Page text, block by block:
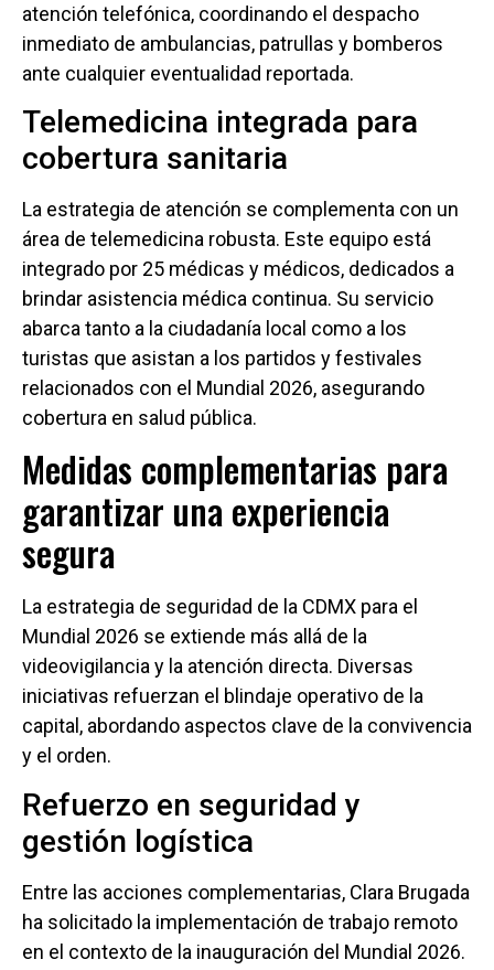
atención telefónica, coordinando el despacho
inmediato de ambulancias, patrullas y bomberos
ante cualquier eventualidad reportada.
Telemedicina integrada para
cobertura sanitaria
La estrategia de atención se complementa con un
área de telemedicina robusta. Este equipo está
integrado por 25 médicas y médicos, dedicados a
brindar asistencia médica continua. Su servicio
abarca tanto a la ciudadanía local como a los
turistas que asistan a los partidos y festivales
relacionados con el Mundial 2026, asegurando
cobertura en salud pública.
Medidas complementarias para
garantizar una experiencia
segura
La estrategia de seguridad de la CDMX para el
Mundial 2026 se extiende más allá de la
videovigilancia y la atención directa. Diversas
iniciativas refuerzan el blindaje operativo de la
capital, abordando aspectos clave de la convivencia
y el orden.
Refuerzo en seguridad y
gestión logística
Entre las acciones complementarias, Clara Brugada
ha solicitado la implementación de trabajo remoto
en el contexto de la inauguración del Mundial 2026.